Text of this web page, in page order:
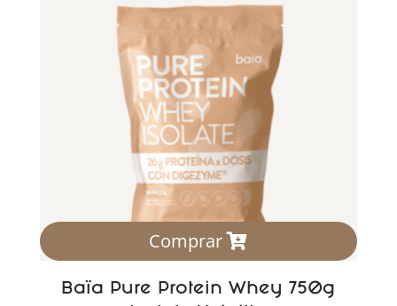
Comprar
Baïa Pure Protein Whey 750g